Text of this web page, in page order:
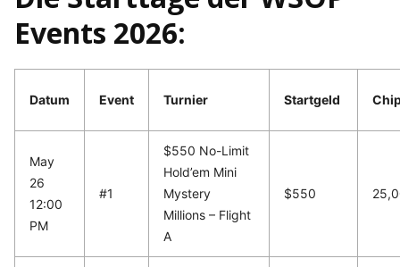
Events 2026:
Datum Event Turnier Startgeld
May
26
12:00
PM
#1
$550 No-Limit
Hold’em Mini
Mystery
Millions – Flight
A
$550